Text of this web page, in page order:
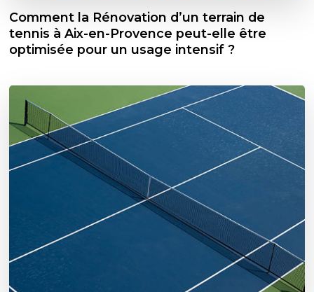
Comment la Rénovation d’un terrain de
tennis à Aix-en-Provence peut-elle être
optimisée pour un usage intensif ?